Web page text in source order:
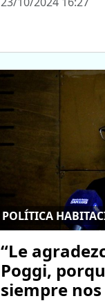
POLÍTICA
“Le
Poggi,
siempre